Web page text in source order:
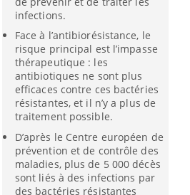
infections.
Face à l’antibiorésistance, le
risque principal est l’impasse
thérapeutique : les
antibiotiques ne sont plus
efficaces contre ces bactéries
résistantes, et il n’y a plus de
traitement possible.
D’après le Centre européen de
prévention et de contrôle des
maladies, plus de 5 000 décès
sont liés à des infections par
des bactéries résistantes